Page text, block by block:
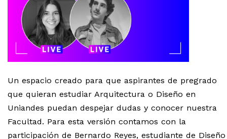
Un espacio creado para que aspirantes de pregrado
que quieran estudiar Arquitectura o Diseño en
Uniandes puedan despejar dudas y conocer nuestra
Facultad. Para esta versión contamos con la
participación de Bernardo Reyes, estudiante de